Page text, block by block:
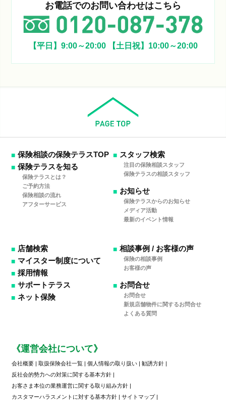
お電話でのお問い合わせはこちら
【平日】9:00～20:00 【土日祝】10:00～20:00
保険相談の保険テラスTOP
保険テラスを知る
保険テラスとは？
ご予約方法
保険相談の流れ
アフターサービス
スタッフ検索
注目の保険相談スタッフ
保険テラスの相談スタッフ
お知らせ
保険テラスからのお知らせ
メディア活動
最新のイベント情報
店舗検索
マイスター制度について
採用情報
サポートテラス
ネット保険
相談事例 / お客様の声
保険の相談事例
お客様の声
お問合せ
お問合せ
新規店舗物件に関するお問合せ
よくある質問
《運営会社について》
会社概要| 取扱保険会社一覧| 個人情報の取り扱い| 勧誘方針|
反社会的勢力への対策に関する基本方針|
お客さま本位の業務運営に関する取り組み方針|
カスタマーハラスメントに対する基本方針| サイトマップ|